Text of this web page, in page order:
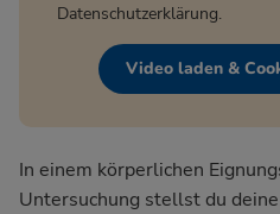
Datenschutzerklärung.
Video laden &
In einem körperlichen
Untersuchung stellst du